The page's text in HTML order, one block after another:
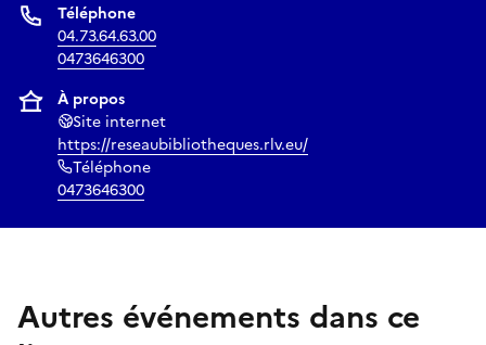
Téléphone
04.73.64.63.00
0473646300
À propos
Site internet
https://reseaubibliotheques.rlv.eu/
Téléphone
0473646300
Autres événements dans ce